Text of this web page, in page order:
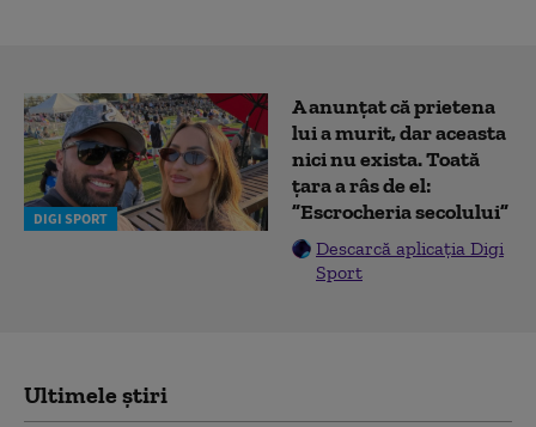
DIGI SPORT
A anunțat că prietena
lui a murit, dar aceasta
nici nu exista. Toată
țara a râs de el:
”Escrocheria secolului”
Descarcă aplicația Digi
Sport
Ultimele știri